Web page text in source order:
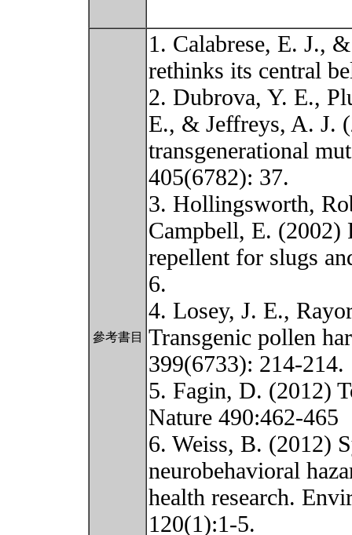
參考書目
1. Calabrese, E. J.,
rethinks its central
2. Dubrova, Y. E.,
E., & Jeffreys, A. J.
transgenerational
405(6782): 37.
3. Hollingsworth,
Campbell, E. (2002)
repellent for slugs
6.
4. Losey, J. E.,
Transgenic pollen
399(6733): 214-214.
5. Fagin, D. (2012)
Nature 490:462-465
6. Weiss, B. (2012)
neurobehavioral
health research.
120(1):1-5.